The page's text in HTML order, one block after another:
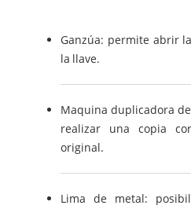
Ganzúa: permite abrir
la llave.
Maquina duplicadora
realizar una copia
original.
Lima de metal: